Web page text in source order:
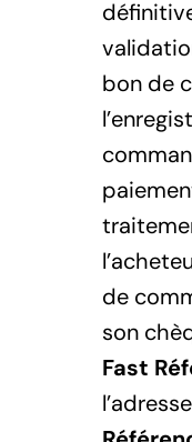
bon de
de
son
Fast